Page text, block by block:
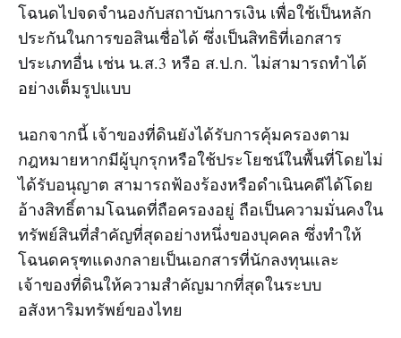
โฉนดไปจดจำนองกับสถาบันการเงิน เพื่อใช้เป็นหลัก
ประกันในการขอสินเชื่อได้ ซึ่งเป็นสิทธิที่เอกสาร
ประเภทอื่น เช่น น.ส.3 หรือ ส.ป.ก. ไม่สามารถทำได้
อย่างเต็มรูปแบบ
นอกจากนี้ เจ้าของที่ดินยังได้รับการคุ้มครองตาม
กฎหมายหากมีผู้บุกรุกหรือใช้ประโยชน์ในพื้นที่โดยไม่
ได้รับอนุญาต สามารถฟ้องร้องหรือดำเนินคดีได้โดย
อ้างสิทธิ์ตามโฉนดที่ถือครองอยู่ ถือเป็นความมั่นคงใน
ทรัพย์สินที่สำคัญที่สุดอย่างหนึ่งของบุคคล ซึ่งทำให้
โฉนดครุฑแดงกลายเป็นเอกสารที่นักลงทุนและ
เจ้าของที่ดินให้ความสำคัญมากที่สุดในระบบ
อสังหาริมทรัพย์ของไทย